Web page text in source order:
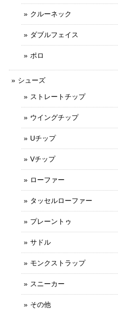
クルーネック
ダブルフェイス
ポロ
シューズ
ストレートチップ
ウイングチップ
Uチップ
Vチップ
ローファー
タッセルローファー
プレーントゥ
サドル
モンクストラップ
スニーカー
その他